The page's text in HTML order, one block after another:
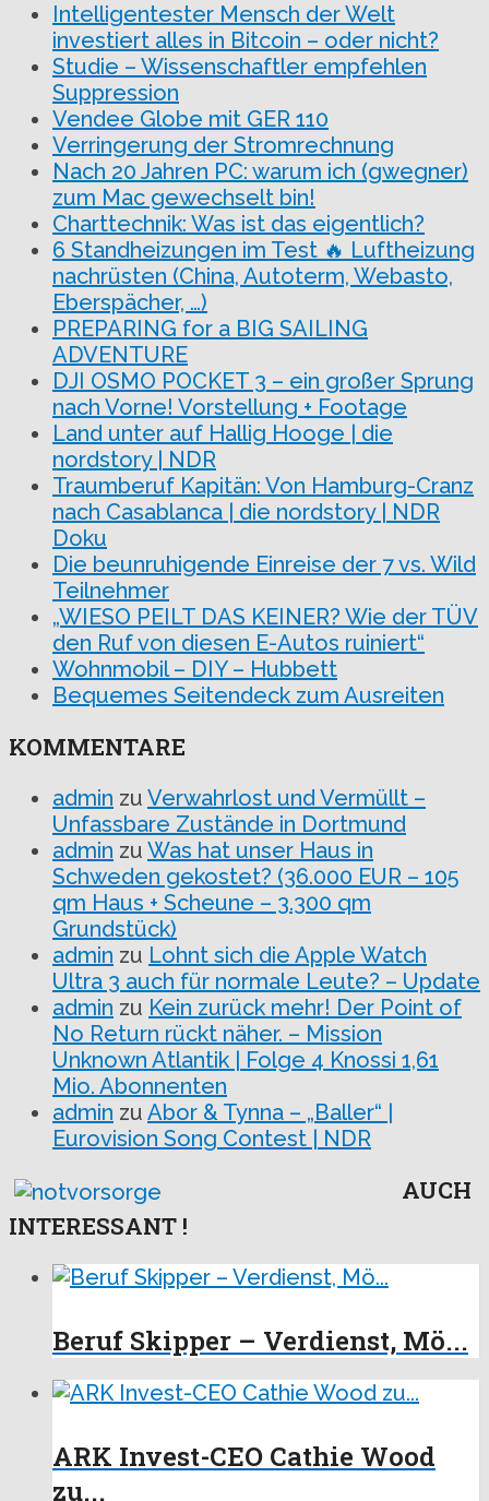
Intelligentester Mensch der Welt
investiert alles in Bitcoin – oder nicht?
Studie – Wissenschaftler empfehlen
Suppression
Vendee Globe mit GER 110
Verringerung der Stromrechnung
Nach 20 Jahren PC: warum ich (gwegner)
zum Mac gewechselt bin!
Charttechnik: Was ist das eigentlich?
6 Standheizungen im Test 🔥 Luftheizung
nachrüsten (China, Autoterm, Webasto,
Eberspächer, …)
PREPARING for a BIG SAILING
ADVENTURE
DJI OSMO POCKET 3 – ein großer Sprung
nach Vorne! Vorstellung + Footage
Land unter auf Hallig Hooge | die
nordstory | NDR
Traumberuf Kapitän: Von Hamburg-Cranz
nach Casablanca | die nordstory | NDR
Doku
Die beunruhigende Einreise der 7 vs. Wild
Teilnehmer
„WIESO PEILT DAS KEINER? Wie der TÜV
den Ruf von diesen E-Autos ruiniert“
Wohnmobil – DIY – Hubbett
Bequemes Seitendeck zum Ausreiten
KOMMENTARE
admin zu Verwahrlost und Vermüllt –
Unfassbare Zustände in Dortmund
admin zu Was hat unser Haus in
Schweden gekostet? (36.000 EUR – 105
qm Haus + Scheune – 3.300 qm
Grundstück)
admin zu Lohnt sich die Apple Watch
Ultra 3 auch für normale Leute? – Update
admin zu Kein zurück mehr! Der Point of
No Return rückt näher. – Mission
Unknown Atlantik | Folge 4 Knossi 1,61
Mio. Abonnenten
admin zu Abor & Tynna – „Baller“ |
Eurovision Song Contest | NDR
AUCH
INTERESSANT !
Beruf Skipper – Verdienst, Mö...
ARK Invest-CEO Cathie Wood
zu...